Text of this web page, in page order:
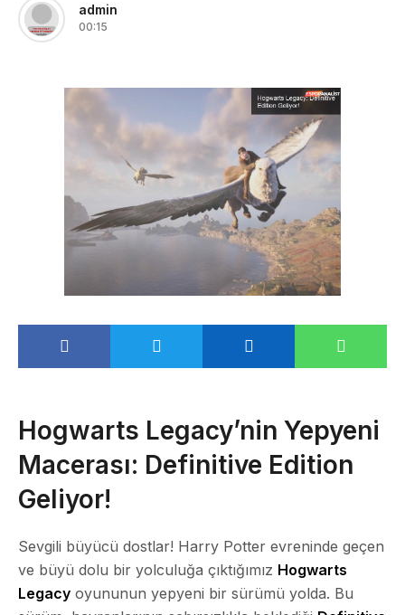
admin
00:15
Hogwarts Legacy’nin Yepyeni
Macerası: Definitive Edition
Geliyor!
Sevgili büyücü dostlar! Harry Potter evreninde geçen
ve büyü dolu bir yolculuğa çıktığımız Hogwarts
Legacy oyununun yepyeni bir sürümü yolda. Bu